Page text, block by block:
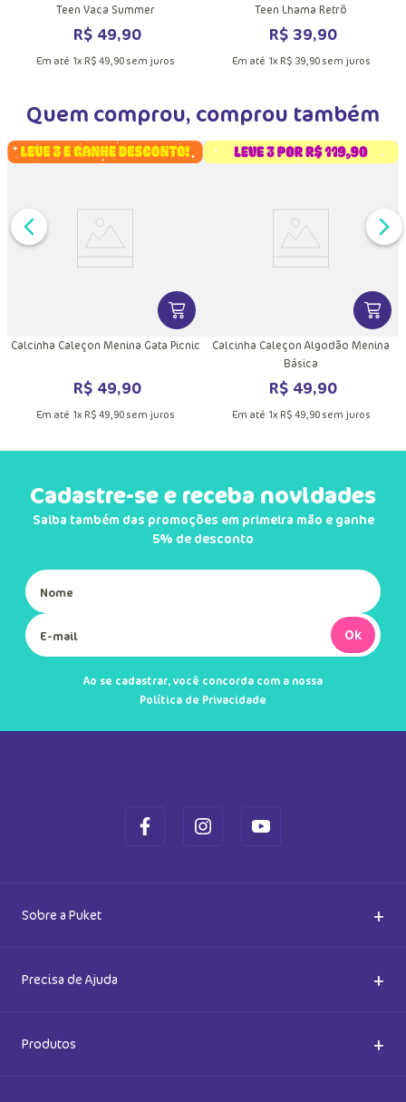
Teen Vaca Summer
R$ 49,90
Em até 1x R$ 49,90sem juros
Teen Lhama Retrô
R$ 39,90
Em até 1x R$ 39,90sem juros
Quem comprou, comprou também
INFORMAÇÕES DO PRODUTOVER MAIS INFORMAÇÕES DO
Calcinha Caleçon Menina Gata Picnic
R$ 49,90
Em até 1x R$ 49,90sem juros
VER
Calcinha Caleçon Algodão Menina
Básica
R$ 49,90
Em até 1x R$ 49,90sem juros
Cadastre-se e receba novidades
Saiba também das promoções em primeira mão e ganhe
5% de desconto
Ok
Ao se cadastrar, você concorda com a nossa
Política de Privacidade
Sobre a Puket +
Quem somos
Meias do Bem
Precisa de Ajuda +
Dúvidas Frequentes
Produtos +